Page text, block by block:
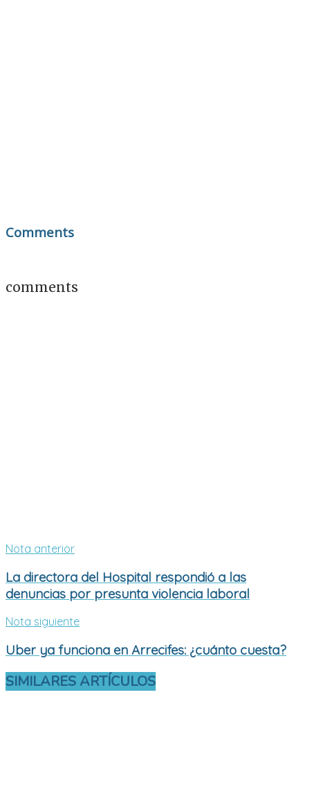
Comments
comments
Nota anterior
La directora del Hospital respondió a las
denuncias por presunta violencia laboral
Nota siguiente
Uber ya funciona en Arrecifes: ¿cuánto cuesta?
SIMILARES ARTÍCULOS